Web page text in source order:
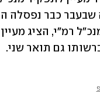
גם תואר שני.